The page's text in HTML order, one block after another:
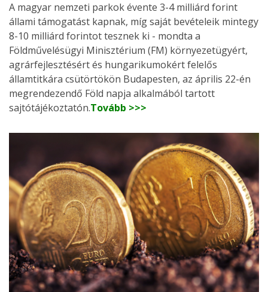
A magyar nemzeti parkok évente 3-4 milliárd forint
állami támogatást kapnak, míg saját bevételeik mintegy
8-10 milliárd forintot tesznek ki - mondta a
Földművelésügyi Minisztérium (FM) környezetügyért,
agrárfejlesztésért és hungarikumokért felelős
államtitkára csütörtökön Budapesten, az április 22-én
megrendezendő Föld napja alkalmából tartott
sajtótájékoztatón.Tovább >>>